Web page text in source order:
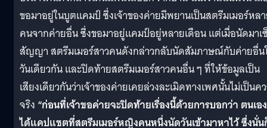
ขอมาอยู่ในบูตแคมป์ ซึ่งเจ้าของค่ายมีพยานเป็นสตรีมเมอร์หล
คนจากค่ายอื่น ซึ่งขอมาอยู่แคมป์อยู่หลายเดือน แต่เมื่อนัดมาเ
สัญญา สตรีมเมอร์สาวคนดังกล่าวกลับนัดสัมภาษณ์กับค่ายอื่น
วันเดียวกัน และปิดท้ายสตรีมเมอร์สาวคนอื่น ๆ ที่ให้ข้อมูลเป็น
เสียงเดียวกันว่าเจ้าของค่ายเคยล่วงละเมิดทางเพศนั้นไม่เป็นค
จริง “ก่อนที่เจ้าขอค่ายจะปิดท้ายเรื่องนี้ด้วยการบอกว่า ตนเอง
ได้แคปแชตที่สตรีมเมอร์หญิงคนหนึ่งนัดวันเข้ามาหาไว้ ซึ่งนั่